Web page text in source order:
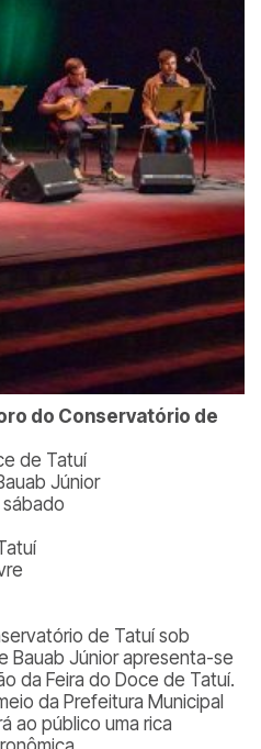
do Conservatório de
de Tatuí
Júnior
de Tatuí sob
Bauab Júnior apresenta-se
da Feira do Doce de Tatuí.
da Prefeitura Municipal
ao público uma rica